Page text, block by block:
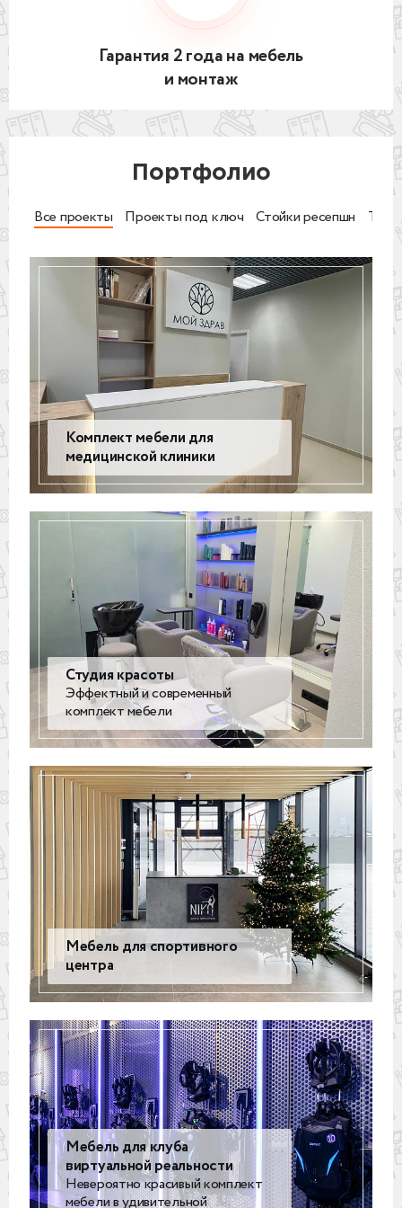
Гарантия 2 года на мебель
и монтаж
Портфолио
Все проекты Проекты под ключ Стойки ресепшн
Комплект мебели для
медицинской клиники
Студия красоты
Эффектный и современный
комплект мебели
Мебель для спортивного
центра
Мебель для клуба
виртуальной реальности
Невероятно красивый комплект
мебели в удивительной